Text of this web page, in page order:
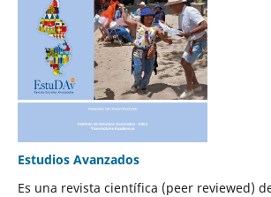
Estudios Avanzados
Es una revista científica (peer reviewed)